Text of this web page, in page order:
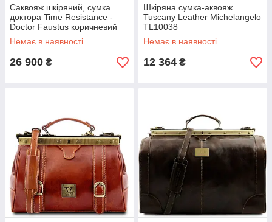
Cаквояж шкіряний, сумка
доктора Time Resistance -
Doctor Faustus коричневий
5219101
Немає в наявності
26 900 ₴
Шкіряна сумка-аквояж
Tuscany Leather Michelangelo
TL10038
Немає в наявності
12 364 ₴